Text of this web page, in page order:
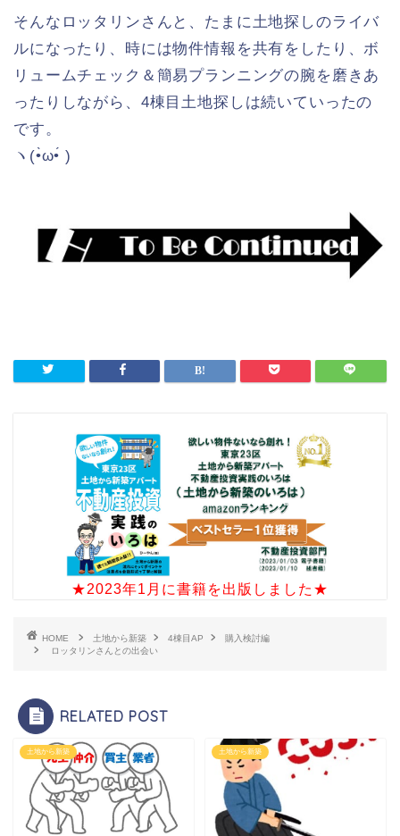
そんなロッタリンさんと、たまに土地探しのライバ
ルになったり、時には物件情報を共有をしたり、ボ
リュームチェック＆簡易プランニングの腕を磨きあ
ったりしながら、4棟目土地探しは続いていったの
です。
ヽ(•̀ω•́ )ゝ
★2023年1月に書籍を出版しました★
HOME 土地から新築 4棟目AP
購入検討編
ロッタリンさんとの出会い
RELATED POST
土地から新築 土地から新築